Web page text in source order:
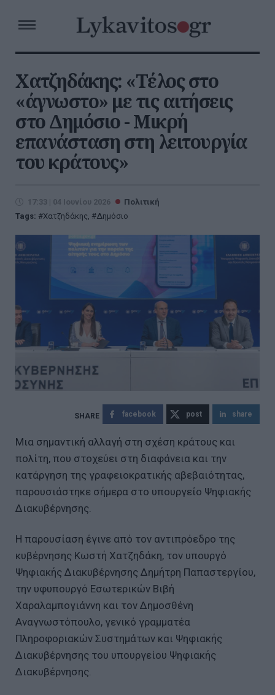
Χατζηδάκης: «Τέλος στο
«άγνωστο» με τις αιτήσεις
στο Δημόσιο - Μικρή
επανάσταση στη λειτουργία
του κράτους»
17:33 | 04 Ιουνίου 2026
Πολιτική
Tags:
Χατζηδάκης, Δημόσιο
facebook post share
Μια σημαντική αλλαγή στη σχέση κράτους και
πολίτη, που στοχεύει στη διαφάνεια και την
κατάργηση της γραφειοκρατικής αβεβαιότητας,
παρουσιάστηκε σήμερα στο υπουργείο Ψηφιακής
Διακυβέρνησης.
Η παρουσίαση έγινε από τον αντιπρόεδρο της
κυβέρνησης Κωστή Χατζηδάκη, τον υπουργό
Ψηφιακής Διακυβέρνησης Δημήτρη Παπαστεργίου,
την υφυπουργό Εσωτερικών Βιβή
Χαραλαμπογιάννη και τον Δημοσθένη
Αναγνωστόπουλο, γενικό γραμματέα
Πληροφοριακών Συστημάτων και Ψηφιακής
Διακυβέρνησης του υπουργείου Ψηφιακής
Διακυβέρνησης.